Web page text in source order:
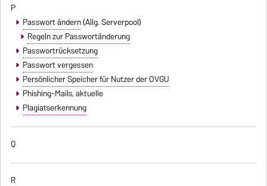
P
Passwort ändern(Allg. Serverpool)
Regeln zur Passwortänderung
Passwortrücksetzung
Passwort vergessen
Persönlicher Speicher für Nutzer der OVGU
Phishing-Mails, aktuelle
Plagiatserkennung
Q
R